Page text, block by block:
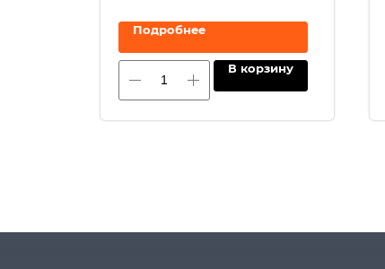
Подробнее
В корзину